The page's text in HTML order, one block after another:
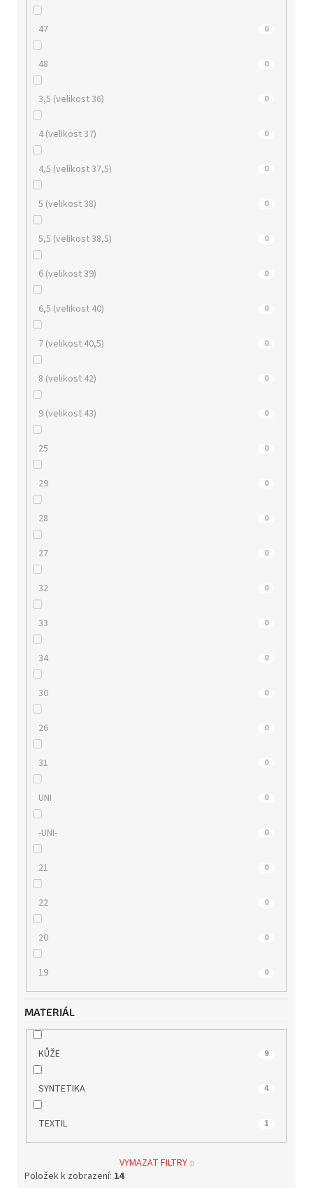
47 0
48 0
3,5 (velikost 36) 0
4 (velikost 37) 0
4,5 (velikost 37,5) 0
5 (velikost 38) 0
5,5 (velikost 38,5) 0
6 (velikost 39) 0
6,5 (velikost 40) 0
7 (velikost 40,5) 0
8 (velikost 42) 0
9 (velikost 43) 0
25 0
29 0
28 0
27 0
32 0
33 0
34 0
30 0
26 0
31 0
UNI 0
-UNI- 0
21 0
22 0
20 0
19 0
MATERIÁL
KŮŽE 9
SYNTETIKA 4
TEXTIL 1
VYMAZAT FILTRY
Položek k zobrazení: 14